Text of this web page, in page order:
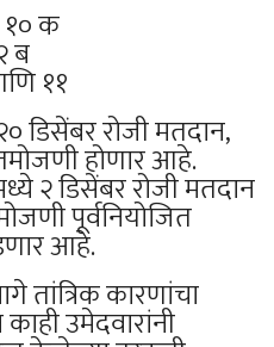
१० क
ब
११
डिसेंबर रोजी मतदान,
होणार आहे.
२ डिसेंबर रोजी मतदान
पूर्वनियोजित
आहे.
तांत्रिक कारणांचा
उमेदवारांनी